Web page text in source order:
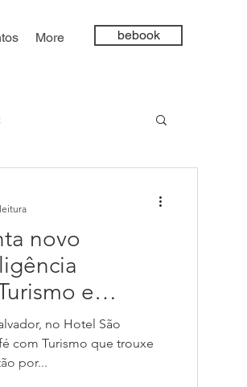
More bebook
novo
e
Café com T
com Turismo que trouxe
por...